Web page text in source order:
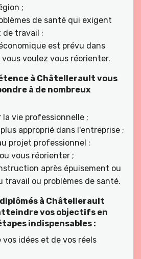
;
de santé qui exigent
de travail ;
est prévu dans
voulez vous réorienter.
à Châtellerault vous
à de nombreux
vie professionnelle ;
approprié dans l'entreprise ;
projet professionnel ;
vous réorienter ;
après épuisement ou
travail ou problèmes de santé.
à Châtellerault
vos objectifs en
indispensables :
idées et de vos réels